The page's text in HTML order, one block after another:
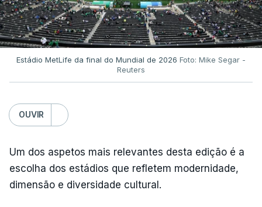
Estádio MetLife da final do Mundial de 2026 Foto: Mike Segar -
Reuters
OUVIR
Um dos aspetos mais relevantes desta edição é a
escolha dos estádios que refletem modernidade,
dimensão e diversidade cultural.